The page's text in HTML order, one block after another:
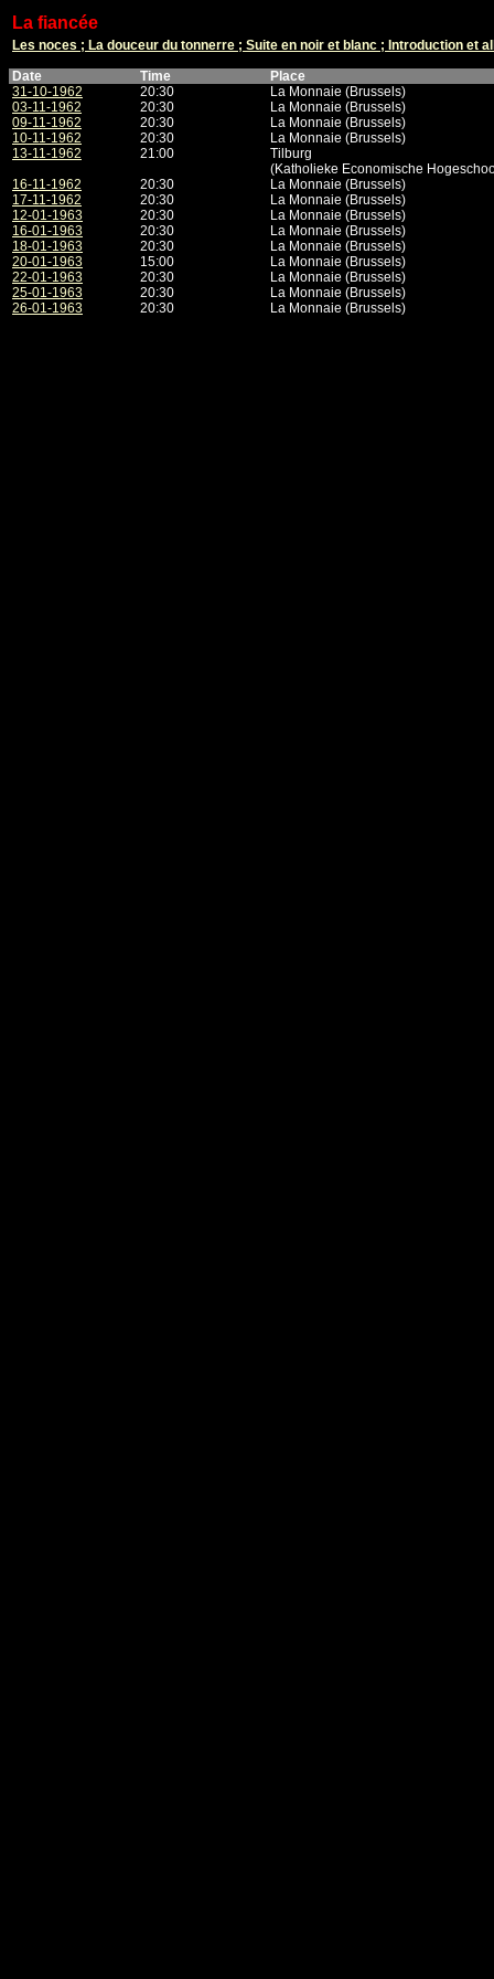
La fiancée
Les noces ; La douceur du tonnerre ; Suite en noir et blanc ; Introduction et
Date
Time
Place
31-10-1962
20:30
La Monnaie (Brussels)
03-11-1962
20:30
La Monnaie (Brussels)
09-11-1962
20:30
La Monnaie (Brussels)
10-11-1962
20:30
La Monnaie (Brussels)
13-11-1962
21:00
Tilburg
(Katholieke Economische
16-11-1962
20:30
La Monnaie (Brussels)
17-11-1962
20:30
La Monnaie (Brussels)
12-01-1963
20:30
La Monnaie (Brussels)
16-01-1963
20:30
La Monnaie (Brussels)
18-01-1963
20:30
La Monnaie (Brussels)
20-01-1963
15:00
La Monnaie (Brussels)
22-01-1963
20:30
La Monnaie (Brussels)
25-01-1963
20:30
La Monnaie (Brussels)
26-01-1963
20:30 La Monnaie (Brussels)